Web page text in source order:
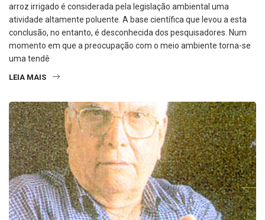
arroz irrigado é considerada pela legislação ambiental uma
atividade altamente poluente. A base científica que levou a esta
conclusão, no entanto, é desconhecida dos pesquisadores. Num
momento em que a preocupação com o meio ambiente torna-se
uma tendê
LEIA MAIS